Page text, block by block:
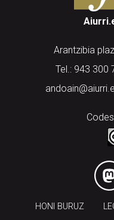
Arantzibia
Tel.: 943 300
HONI BURUZ